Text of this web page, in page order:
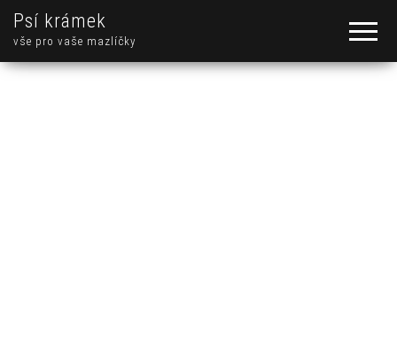
Psí krámek
vše pro vaše mazlíčky